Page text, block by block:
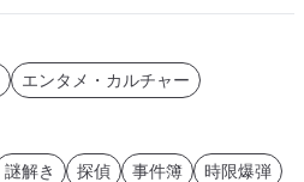
エンタメ・カルチャー
謎解き 探偵 事件簿
時限爆弾